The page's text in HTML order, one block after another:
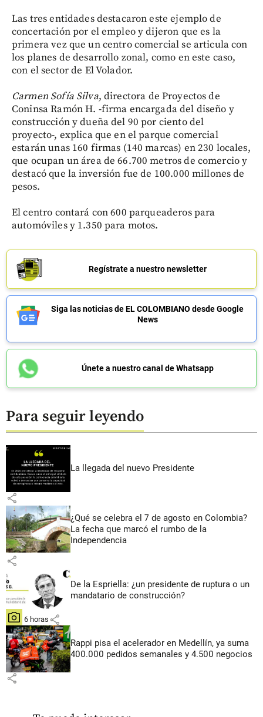
Las tres entidades destacaron este ejemplo de
concertación por el empleo y dijeron que es la
primera vez que un centro comercial se articula con
los planes de desarrollo zonal, como en este caso,
con el sector de El Volador.
Carmen Sofía Silva, directora de Proyectos de
Coninsa Ramón H. -firma encargada del diseño y
construcción y dueña del 90 por ciento del
proyecto-, explica que en el parque comercial
estarán unas 160 firmas (140 marcas) en 230 locales,
que ocupan un área de 66.700 metros de comercio y
destacó que la inversión fue de 100.000 millones de
pesos.
El centro contará con 600 parqueaderos para
automóviles y 1.350 para motos.
Regístrate a nuestro newsletter
Siga las noticias de EL COLOMBIANO desde Google
News
Únete a nuestro canal de Whatsapp
Para seguir leyendo
La llegada del nuevo Presidente
share
¿Qué se celebra el 7 de agosto en Colombia?
La fecha que marcó el rumbo de la
Independencia
share
De la Espriella: ¿un presidente de ruptura o un
mandatario de construcción?
hace 6 horas share
Rappi pisa el acelerador en Medellín, ya suma
400.000 pedidos semanales y 4.500 negocios
share